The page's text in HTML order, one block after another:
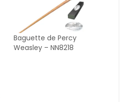
Baguette de Percy
Weasley – NN8218